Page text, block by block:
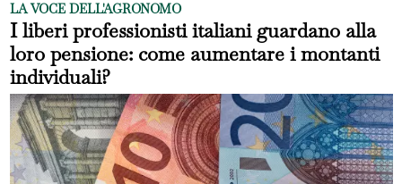
LA VOCE DELL'AGRONOMO
I liberi professionisti italiani guardano alla
loro pensione: come aumentare i montanti
individuali?